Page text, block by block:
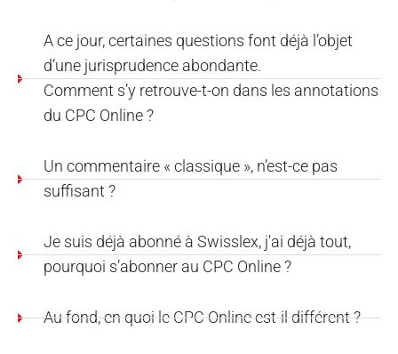
A ce jour, certaines questions font déjà l’objet
d’une jurisprudence abondante.
Comment s’y retrouve-t-on dans les annotations
du CPC Online ?
Un commentaire « classique », n’est-ce pas
suffisant ?
Je suis déjà abonné à Swisslex, j'ai déjà tout,
pourquoi s’abonner au CPC Online ?
Au fond, en quoi le CPC Online est-il différent ?